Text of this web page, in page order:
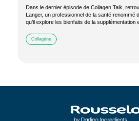
Dans le dernier épisode de Collagen Talk,
Langer, un professionnel de la santé renommé
qu’il explore les bienfaits de la supplémentation
Collagène